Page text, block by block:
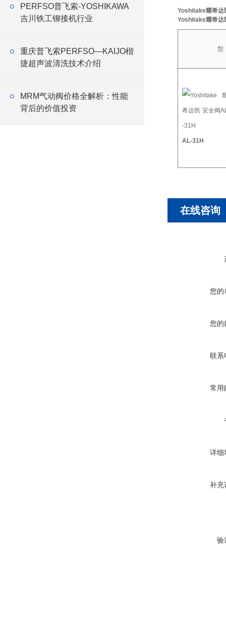
PERFSO普飞索-YOSHIKAWA
吉川铁工铆接机行业
重庆普飞索PERFSO—KAIJO楷
捷超声波清洗技术介绍
MRM气动阀价格全解析：性能
背后的价值投资
Yoshitake耀希达
Yoshitake耀希达
型
AL-31H
在线咨询
您的
您的
联系
常用
详细
补充
验